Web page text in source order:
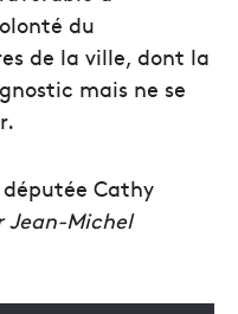
du
de la ville, dont la
mais ne se
Cathy
Jean-Michel